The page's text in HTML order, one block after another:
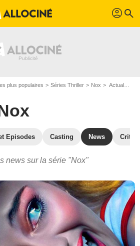
profil search
plus populaires Séries Thriller Nox Actualité de la série Nox
Episodes Casting News
news sur la série "Nox"